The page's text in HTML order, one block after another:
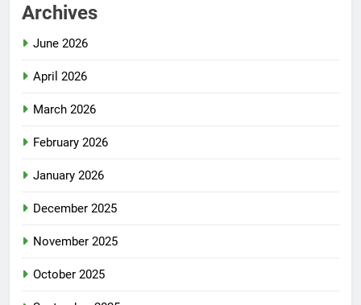
Archives
June 2026
April 2026
March 2026
February 2026
January 2026
December 2025
November 2025
October 2025